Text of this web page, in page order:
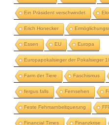
Ein Präsident verschwindet
Erich Honecker
Essen EU Europa
Europapokalsieger der Pokalsieger
Farm der Tiere Faschismus
fergus falls Fernsehen
Feste Fehmarnbeltquerung
Financial Times Finanzkrise